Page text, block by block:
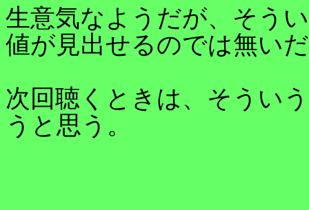
生意気なようだが、そう
値が見出せるのでは無い
次回聴くときは、そうい
うと思う。